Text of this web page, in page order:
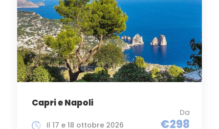
Capri e Napoli
Da
€298
Il 17 e 18 ottobre 2026